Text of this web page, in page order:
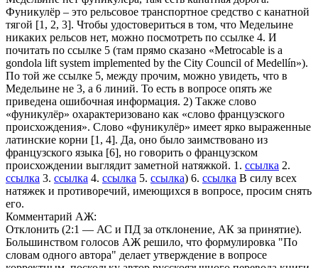
Фуникулёр – это рельсовое транспортное средство с канатной
тягой [1, 2, 3]. Чтобы удостовериться в том, что Медельине
никаких рельсов нет, можно посмотреть по ссылке 4. И
почитать по ссылке 5 (там прямо сказано «Metrocable is a
gondola lift system implemented by the City Council of Medellín»).
По той же ссылке 5, между прочим, можно увидеть, что в
Медельине не 3, а 6 линий. То есть в вопросе опять же
приведена ошибочная информация. 2) Также слово
«фуникулёр» охарактеризовано как «слово французского
происхождения». Слово «фуникулёр» имеет ярко выраженные
латинские корни [1, 4]. Да, оно было заимствовано из
французского языка [6], но говорить о французском
происхождении выглядит заметной натяжкой. 1. ссылка 2.
ссылка 3. ссылка 4. ссылка 5. ссылка) 6. ссылка В силу всех
натяжек и противоречий, имеющихся в вопросе, просим снять
его.
Комментарий АЖ:
Отклонить (2:1 — АС и ПД за отклонение, АК за принятие).
Большинством голосов АЖ решило, что формулировка "По
словам одного автора" делает утверждение в вопросе